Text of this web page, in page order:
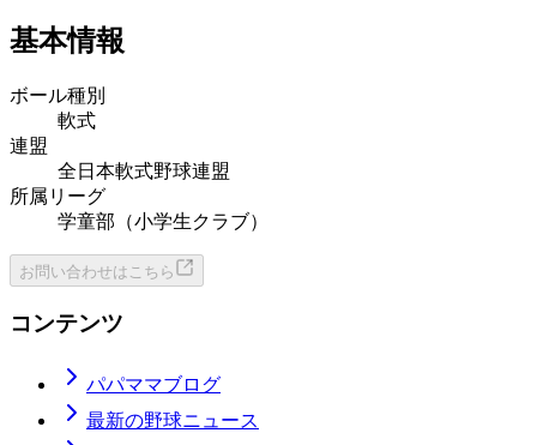
基本情報
ボール種別
軟式
連盟
全日本軟式野球連盟
所属リーグ
学童部（小学生クラブ）
お問い合わせはこちら
コンテンツ
パパママブログ
最新の野球ニュース